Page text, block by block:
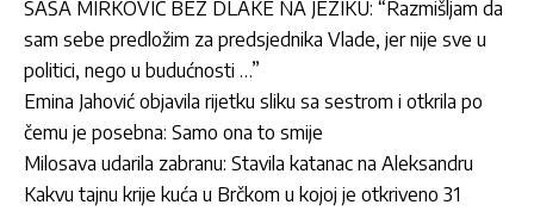
SAŠA MIRKOVIĆ BEZ DLAKE NA JEZIKU: “Razmišljam da
sam sebe predložim za predsjednika Vlade, jer nije sve u
politici, nego u budućnosti …”
Emina Jahović objavila rijetku sliku sa sestrom i otkrila po
čemu je posebna: Samo ona to smije
Milosava udarila zabranu: Stavila katanac na Aleksandru
Kakvu tajnu krije kuća u Brčkom u kojoj je otkriveno 31